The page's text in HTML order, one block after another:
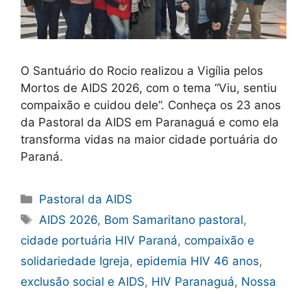
O Santuário do Rocio realizou a Vigília pelos
Mortos de AIDS 2026, com o tema “Viu, sentiu
compaixão e cuidou dele”. Conheça os 23 anos
da Pastoral da AIDS em Paranaguá e como ela
transforma vidas na maior cidade portuária do
Paraná.
Categorias
Pastoral da AIDS
Tags
AIDS 2026, Bom Samaritano pastoral,
cidade portuária HIV Paraná, compaixão e
solidariedade Igreja, epidemia HIV 46 anos,
exclusão social e AIDS, HIV Paranaguá, Nossa